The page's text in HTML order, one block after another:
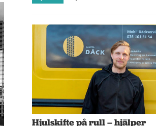
Hjulskifte på rull – hjälper